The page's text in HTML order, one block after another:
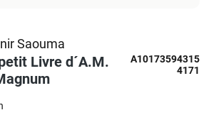
Saouma
Livre d´A.M.
A10173594315
4171